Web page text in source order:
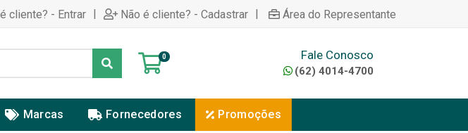
cliente? - Entrar | Não é cliente? - Cadastrar | Área do Representante
0 Fale Conosco
(62) 4014-4700
Marcas Fornecedores Promoções